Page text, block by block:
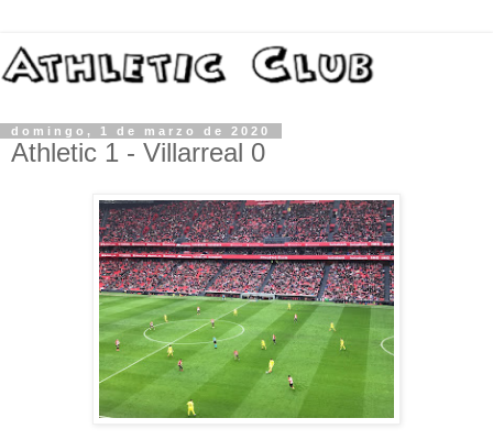
domingo, 1 de marzo de 2020
Athletic 1 - Villarreal 0